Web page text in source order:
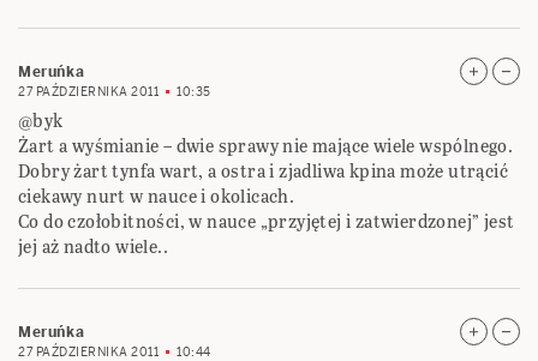
Meruńka
27 PAŹDZIERNIKA 2011 10:35
@byk
Żart a wyśmianie – dwie sprawy nie mające wiele wspólnego.
Dobry żart tynfa wart, a ostra i zjadliwa kpina może utrącić
ciekawy nurt w nauce i okolicach.
Co do czołobitności, w nauce „przyjętej i zatwierdzonej” jest
jej aż nadto wiele..
Meruńka
27 PAŹDZIERNIKA 2011 10:44